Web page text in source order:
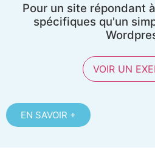
Pour un site répondant
spécifiques qu'un
VOIR UN
EN SAVOIR +